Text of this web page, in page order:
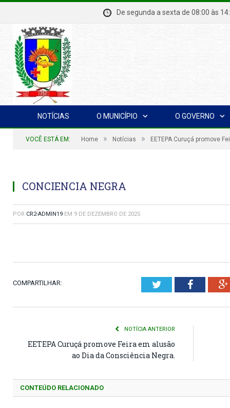
De segunda a sexta de 08:00
NOTÍCIAS O MUNICÍPIO O GOVERNO
VOCÊ ESTÁ EM: Home » Notícias » EETEPA Curuçá promove
CONCIENCIA NEGRA
POR CR2-ADMIN19 EM 9 DE DEZEMBRO DE 2025
COMPARTILHAR: Twitter
NOTÍCIA ANTERIOR
EETEPA Curuçá promove Feira em alusão
ao Dia da Consciência Negra.
CONTEÚDO RELACIONADO